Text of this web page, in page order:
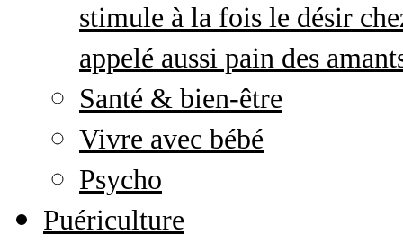
stimule à la fois le désir
appelé aussi pain des
Santé & bien-être
Vivre avec bébé
Psycho
Puériculture